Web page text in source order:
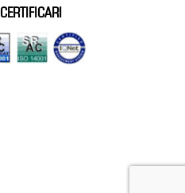
CERTIFICARI